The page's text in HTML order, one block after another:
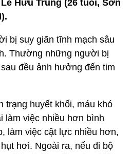
Hữu Trung (26 tuổi, Sơn
bị suy giãn tĩnh mạch sâu
Thường những người bị
đều ảnh hưởng đến tim
trạng huyết khối, máu khó
làm việc nhiều hơn bình
làm việc cật lực nhiều hơn,
hơi. Ngoài ra, nếu đi bộ